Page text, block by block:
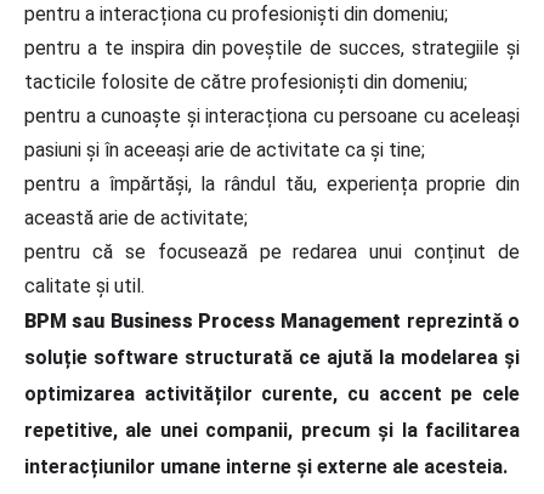
pentru a interacționa cu profesioniști din domeniu;
pentru a te inspira din poveștile de succes, strategiile și
tacticile folosite de către profesioniști din domeniu;
pentru a cunoaște și interacționa cu persoane cu aceleași
pasiuni și în aceeași arie de activitate ca și tine;
pentru a împărtăși, la rândul tău, experiența proprie din
această arie de activitate;
pentru că se focusează pe redarea unui conținut de
calitate și util.
BPM sau Business Process Management reprezintă o
soluție software structurată ce ajută la modelarea și
optimizarea activităților curente, cu accent pe cele
repetitive, ale unei companii, precum și la facilitarea
interacțiunilor umane interne și externe ale acesteia.